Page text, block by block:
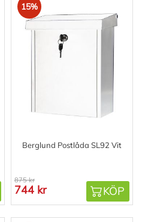
15%
Berglund Postlåda SL92 Vit
875 kr
744 kr KÖP